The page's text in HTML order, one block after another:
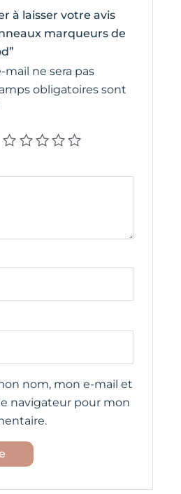
à laisser votre avis
marqueurs de
mail ne sera pas
obligatoires sont
nom, mon e-mail et
navigateur pour mon